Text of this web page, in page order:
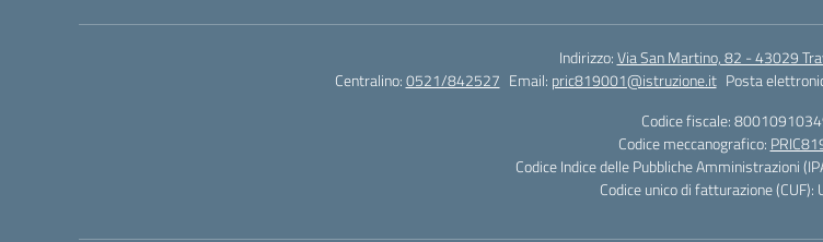
Indirizzo:Via San Martino, 82 - 43029
Centralino:0521/842527 Email: pric819001@istruzione.it Posta
Codice fiscale:
Codice meccanografico:
Codice Indice delle Pubbliche Amministrazioni
Codice unico di fatturazione (CUF):